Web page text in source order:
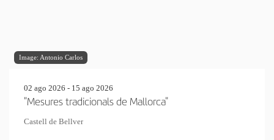
Image: Antonio Carlos
02 ago 2026 - 15 ago 2026
"Mesures tradicionals de Mallorca"
Castell de Bellver